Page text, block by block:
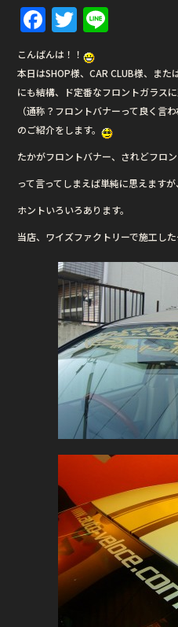
F
a
c
e
b
o
o
k
T
w
it
te
r
e
こんばんは！！
本日はSHOP様、CAR CLUB様、また
にも結構、ド定番なフロントガラス
（通称？フロントバナーって良く言わ
のご紹介をします。
たかがフロントバナー、されどフロ
って言ってしまえば単純に思えますが、
ホントいろいろあります。
当店、ワイズファクトリーで施工した